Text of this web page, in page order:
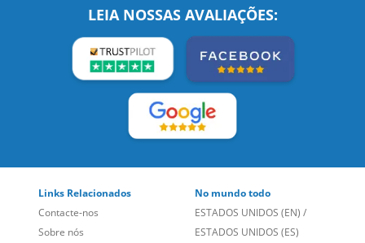
LEIA NOSSAS AVALIAÇÕES:
Links Relacionados
Contacte-nos
Sobre nós
No mundo todo
ESTADOS UNIDOS (EN) /
ESTADOS UNIDOS (ES)